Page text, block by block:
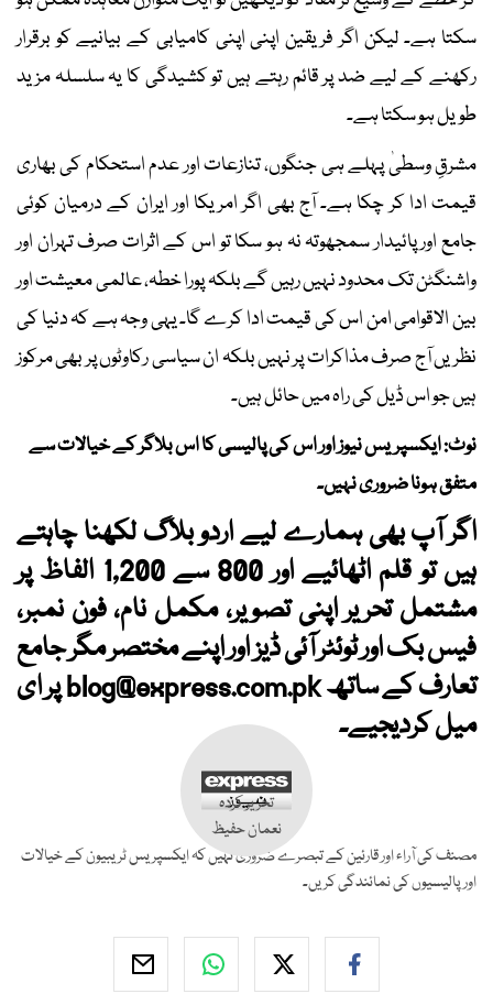
سکتا ہے۔ لیکن اگر فریقین اپنی اپنی کامیابی کے بیانیے کو برقرار
رکھنے کے لیے ضد پر قائم رہتے ہیں تو کشیدگی کا یہ سلسلہ مزید
طویل ہو سکتا ہے۔
مشرقِ وسطیٰ پہلے ہی جنگوں، تنازعات اور عدم استحکام کی بھاری
قیمت ادا کر چکا ہے۔ آج بھی اگر امریکا اور ایران کے درمیان کوئی
جامع اور پائیدار سمجھوتہ نہ ہو سکا تو اس کے اثرات صرف تہران اور
واشنگٹن تک محدود نہیں رہیں گے بلکہ پورا خطہ، عالمی معیشت اور
بین الاقوامی امن اس کی قیمت ادا کرے گا۔ یہی وجہ ہے کہ دنیا کی
نظریں آج صرف مذاکرات پر نہیں بلکہ ان سیاسی رکاوٹوں پر بھی مرکوز
ہیں جو اس ڈیل کی راہ میں حائل ہیں۔
نوٹ: ایکسپریس نیوز اور اس کی پالیسی کا اس بلاگر کے خیالات سے
متفق ہونا ضروری نہیں۔
اگر آپ بھی ہمارے لیے اردو بلاگ لکھنا چاہتے
ہیں تو قلم اٹھائیے اور 800 سے 1,200 الفاظ پر
مشتمل تحریر اپنی تصویر، مکمل نام، فون نمبر،
فیس بک اور ٹوئٹر آئی ڈیز اور اپنے مختصر مگر جامع
تعارف کے ساتھblog@express.com.pkپر ای
میل کردیجیے۔
تحریر کردہ
نعمان حفیظ
مصنف کی آراء اور قارئین کے تبصرے ضروری نہیں کہ ایکسپریس ٹریبیون کے خیالات
اور پالیسیوں کی نمائندگی کریں۔